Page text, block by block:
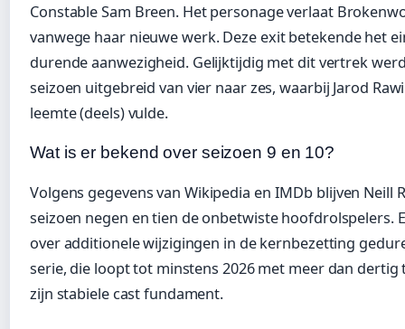
Constable Sam Breen. Het personage verlaat
vanwege haar nieuwe werk. Deze exit betekende het
durende aanwezigheid. Gelijktijdig met dit vertrek
seizoen uitgebreid van vier naar zes, waarbij Jarod
leemte (deels) vulde.
Wat is er bekend over seizoen 9 en 10?
Volgens gegevens van Wikipedia en IMDb blijven Neill
seizoen negen en tien de onbetwiste hoofdrolspelers.
over additionele wijzigingen in de kernbezetting
serie, die loopt tot minstens 2026 met meer dan
zijn stabiele cast fundament.